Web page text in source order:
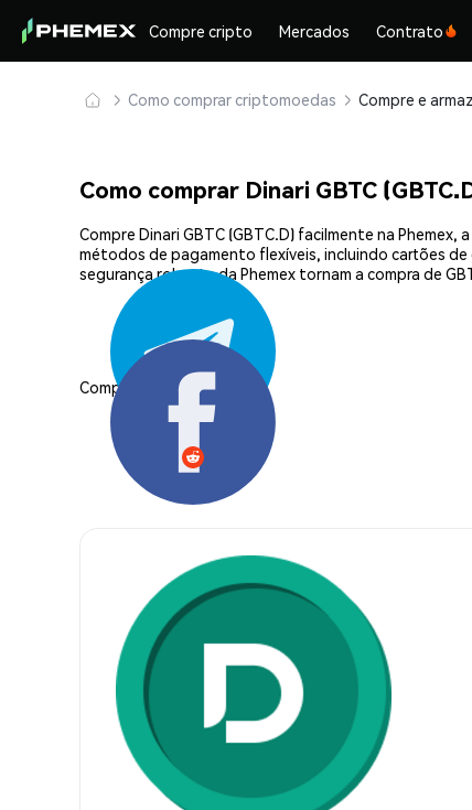
Compre cripto Mercados Contrato
Como comprar criptomoedas
Como comprar Dinari GBTC
Compre Dinari GBTC (GBTC.D) facilmente na
métodos de pagamento flexíveis, incluindo cartões
segurança robusta da Phemex tornam a compra de
Compartilhar: